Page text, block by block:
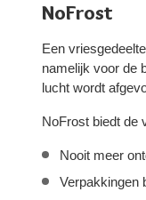
NoFrost
Een
namelijk voor de
lucht wordt
NoFrost biedt de
Nooit meer
Verpakkingen